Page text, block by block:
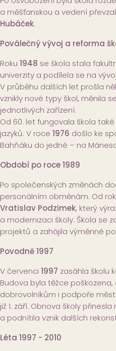
a měšťanskou a vedení
Hubáček.
Poválečný vývoj a reforma
Roku 1948 se škola stala
univerzity a podílela se na
V průběhu dalších let prošla
vznikly nové typy škol, měnila
jednotlivých zařízení.
Od 60. let fungovala škola
jazyků. V roce 1976 došlo ke
Bahňáku do jedné – na
Období po roce 1989
Po společenských změnách
personálním obměnám. Od
Vratislav Podzimek, který
a modernizaci školy. Škola se
projektů a zahájila výměnné
Povodně 1997
V červenci 1997 zasáhla školu
Budova byla těžce
dobrovolníkům i podpoře
již 1. září. Obnova školy
a podnítila vznik dalších
Léta 1997 - 2010